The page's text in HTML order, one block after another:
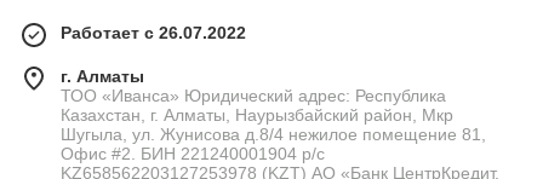
Работает с 26.07.2022
г. Алматы
ТОО «Иванса» Юридический адрес: Республика
Казахстан, г. Алматы, Наурызбайский район, Мкр
Шугыла, ул. Жунисова д.8/4 нежилое помещение 81,
Офис #2. БИН 221240001904 р/с
KZ658562203127253978 (KZT) АО «Банк ЦентрКредит,